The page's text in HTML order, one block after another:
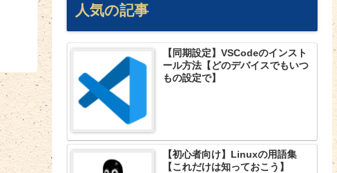
人気の記事
【同期設定】VSCodeのインスト
ール方法【どのデバイスでもいつ
もの設定で】
【初心者向け】Linuxの用語集
【これだけは知っておこう】